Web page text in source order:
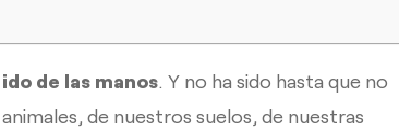
de las manos. Y no ha sido hasta que no
de nuestros suelos, de nuestras